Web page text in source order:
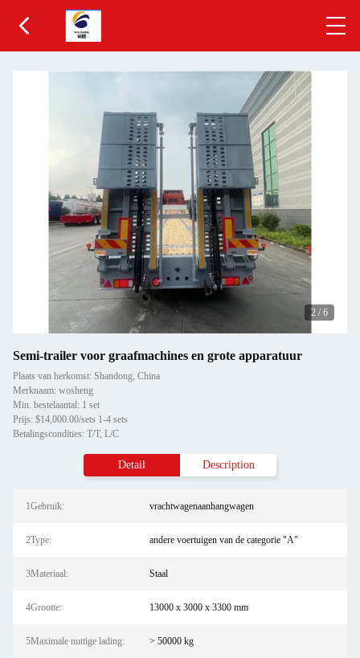
2 / 6
Semi-trailer voor graafmachines en grote apparatuur
Plaats van herkomst: Shandong, China
Merknaam: wosheng
Min. bestelaantal: 1 set
Prijs: $14,000.00/sets 1-4 sets
Betalingscondities: T/T, L/C
Detail Description
1Gebruik: vrachtwagenaanhangwagen
2Type: andere voertuigen van de categorie "A"
3Materiaal: Staal
4Grootte: 13000 x 3000 x 3300 mm
5Maximale nuttige lading: > 50000 kg